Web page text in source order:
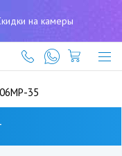
на камеры
(727)
317-
61-
61
35